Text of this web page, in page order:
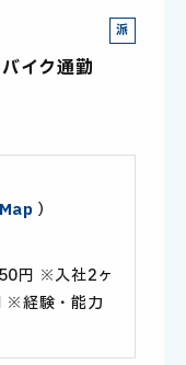
派
イク通勤
）
円 ※入社2ヶ
※経験・能力